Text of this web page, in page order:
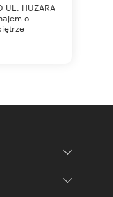
UL. HUZARA
o